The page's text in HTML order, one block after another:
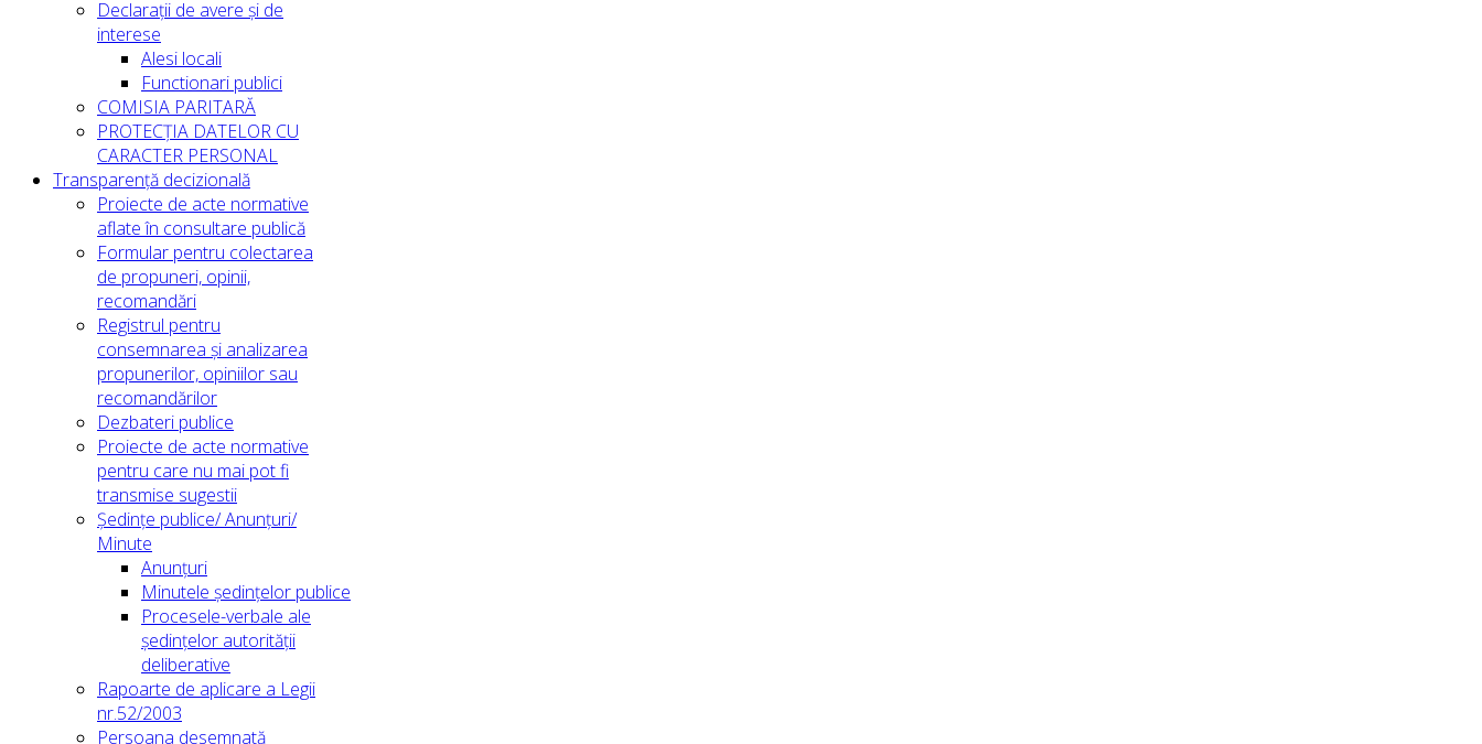
Declarații de avere și de
interese
Alesi locali
Functionari publici
COMISIA PARITARĂ
PROTECȚIA DATELOR CU
CARACTER PERSONAL
Transparență decizională
Proiecte de acte normative
aflate în consultare publică
Formular pentru colectarea
de propuneri, opinii,
recomandări
Registrul pentru
consemnarea și analizarea
propunerilor, opiniilor sau
recomandărilor
Dezbateri publice
Proiecte de acte normative
pentru care nu mai pot fi
transmise sugestii
Ședințe publice/ Anunțuri/
Minute
Anunțuri
Minutele ședințelor publice
Procesele-verbale ale
ședințelor autorității
deliberative
Rapoarte de aplicare a Legii
nr.52/2003
Persoana desemnată